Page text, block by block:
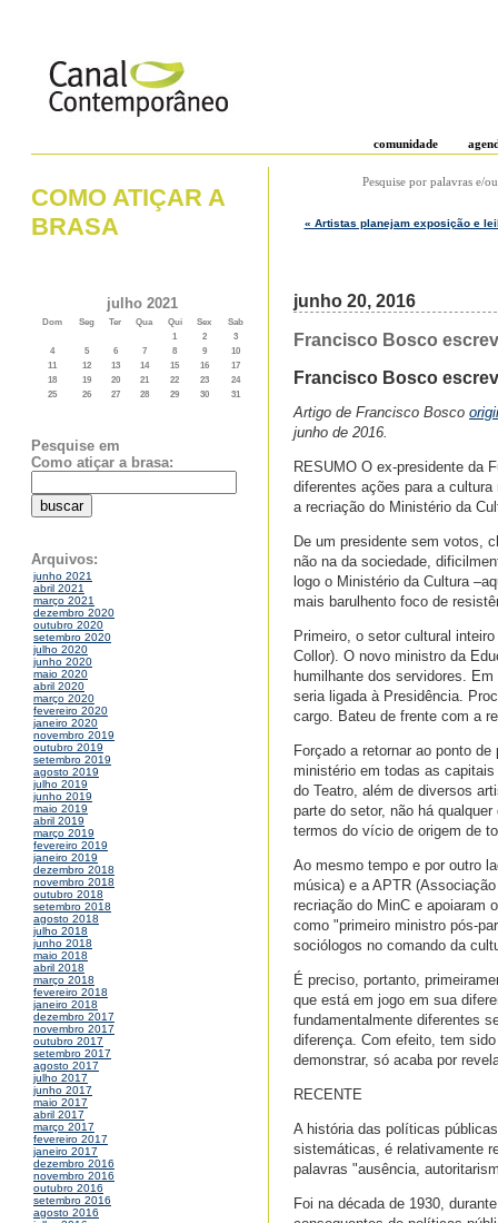
comunidade
COMO ATIÇAR A
BRASA
julho 2021
Dom Seg Ter Qua Qui Sex
Sab
1
2
3
4
5 6 7 8 9
10
11
12 13 14 15 16
17
18
19 20 21 22 23
24
25
26 27 28 29 30 31
Pesquise em
Como atiçar a brasa:
Arquivos:
junho 2021
abril 2021
março 2021
dezembro 2020
outubro 2020
setembro 2020
julho 2020
junho 2020
maio 2020
abril 2020
março 2020
fevereiro 2020
janeiro 2020
novembro 2019
outubro 2019
setembro 2019
agosto 2019
julho 2019
junho 2019
maio 2019
abril 2019
março 2019
fevereiro 2019
janeiro 2019
dezembro 2018
novembro 2018
outubro 2018
setembro 2018
agosto 2018
julho 2018
junho 2018
maio 2018
abril 2018
março 2018
fevereiro 2018
janeiro 2018
dezembro 2017
novembro 2017
outubro 2017
setembro 2017
agosto 2017
julho 2017
junho 2017
maio 2017
abril 2017
março 2017
fevereiro 2017
janeiro 2017
dezembro 2016
novembro 2016
outubro 2016
setembro 2016
agosto 2016
Pesquise por palavras e/
« Artistas planejam exposição e
junho 20, 2016
Francisco Bosco
Francisco Bosco
Artigo de Francisco Bosco
junho de 2016.
RESUMO O ex-presidente da
diferentes ações para a
a recriação do Ministério da
De um presidente sem votos,
não na da sociedade,
logo o Ministério da Cultura
mais barulhento foco de
Primeiro, o setor cultural
Collor). O novo ministro da
humilhante dos servidores.
seria ligada à Presidência.
cargo. Bateu de frente com a
Forçado a retornar ao ponto
ministério em todas as
do Teatro, além de diversos
parte do setor, não há
termos do vício de origem de
Ao mesmo tempo e por outro
música) e a APTR
recriação do MinC e apoiaram
como "primeiro ministro pós-
sociólogos no comando da
É preciso, portanto,
que está em jogo em sua
fundamentalmente diferentes
diferença. Com efeito, tem
demonstrar, só acaba por
RECENTE
A história das políticas
sistemáticas, é relativamente
palavras "ausência,
Foi na década de 1930,